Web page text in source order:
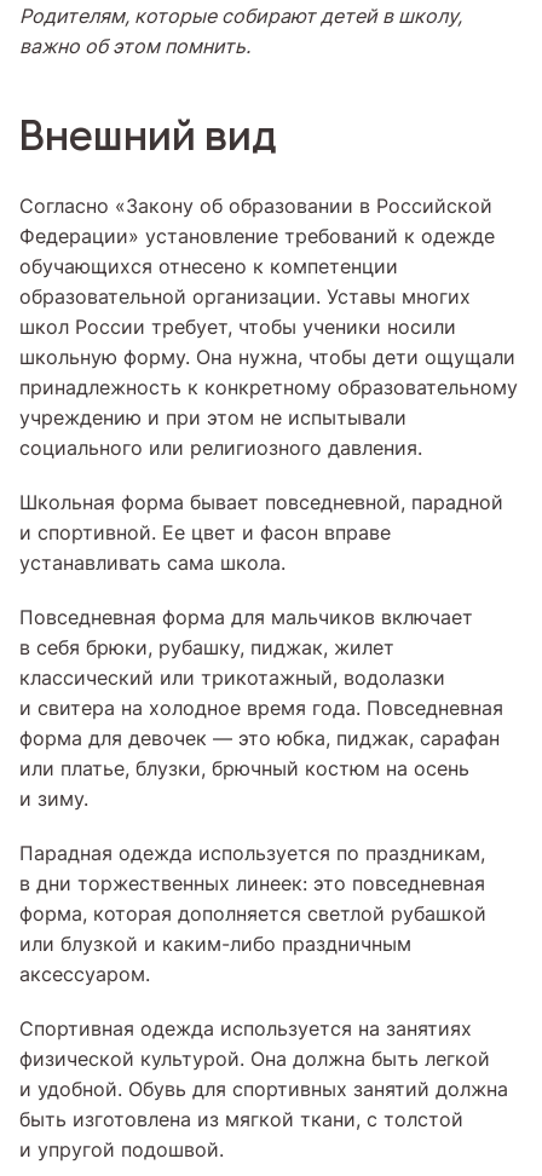
Родителям, которые собирают детей в школу,
важно об этом помнить.
Внешний вид
Согласно «Закону об образовании в Российской
Федерации» установление требований к одежде
обучающихся отнесено к компетенции
образовательной организации. Уставы многих
школ России требует, чтобы ученики носили
школьную форму. Она нужна, чтобы дети ощущали
принадлежность к конкретному образовательному
учреждению и при этом не испытывали
социального или религиозного давления.
Школьная форма бывает повседневной, парадной
и спортивной. Ее цвет и фасон вправе
устанавливать сама школа.
Повседневная форма для мальчиков включает
в себя брюки, рубашку, пиджак, жилет
классический или трикотажный, водолазки
и свитера на холодное время года. Повседневная
форма для девочек — это юбка, пиджак, сарафан
или платье, блузки, брючный костюм на осень
и зиму.
Парадная одежда используется по праздникам,
в дни торжественных линеек: это повседневная
форма, которая дополняется светлой рубашкой
или блузкой и каким-либо праздничным
аксессуаром.
Спортивная одежда используется на занятиях
физической культурой. Она должна быть легкой
и удобной. Обувь для спортивных занятий должна
быть изготовлена из мягкой ткани, с толстой
и упругой подошвой.